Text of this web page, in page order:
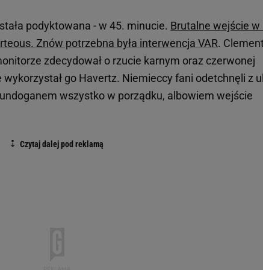
podyktowana - w 45. minucie. Brutalne wejście w
Znów potrzebna była interwencja VAR.
zdecydował o rzucie karnym oraz czerwonej
go Havertz. Niemieccy fani odetchnęli z
wszystko w porządku, albowiem wejście